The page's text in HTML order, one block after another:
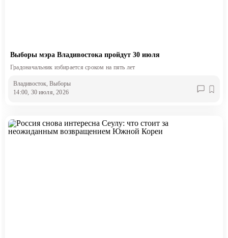
Выборы мэра Владивостока пройдут 30 июля
Градоначальник избирается сроком на пять лет
Владивосток , Выборы
14:00, 30 июля, 2026